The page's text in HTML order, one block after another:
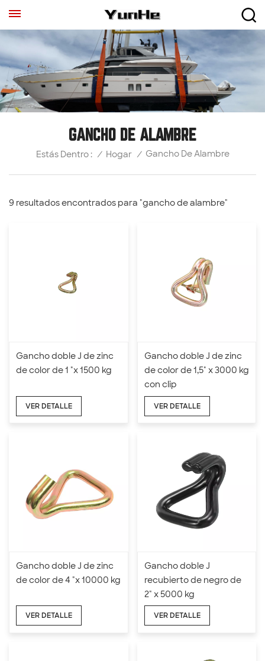
GANCHO DE ALAMBRE
Estás Dentro : / Hogar / Gancho De Alambre
9 resultados encontrados para "gancho de alambre"
Gancho doble J de zinc
de color de 1 "x 1500 kg
VER DETALLE
Gancho doble J de zinc
de color de 1,5" x 3000 kg
con clip
VER DETALLE
Gancho doble J de zinc
de color de 4 "x 10000 kg
VER DETALLE
Gancho doble J
recubierto de negro de
2" x 5000 kg
VER DETALLE